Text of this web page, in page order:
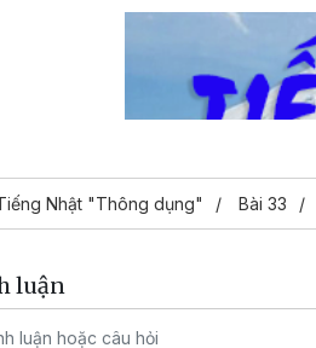
Nhật "Thông dụng" Bài 33
luận